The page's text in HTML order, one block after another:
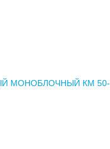
МОНОБЛОЧНЫЙ КМ 50-